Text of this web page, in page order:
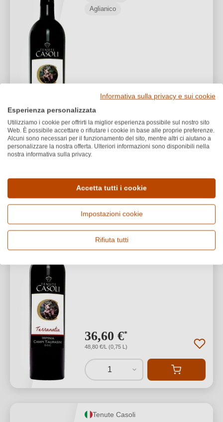
Aglianico
32,90 €*
43,87 €/L (0,75 L)
1
Tenute Casoli
2016 Terranatia Irpinia
Campi Taurasini DOC
Irpinia DOC
Aglianico
36,60 €*
48,80 €/L (0,75 L)
1
Tenute Casoli
Informativa sulla privacy e sui cookie
Esperienza personalizzata
Utilizziamo i cookie per offrirti la miglior esperienza possibile sul nostro sito
Web. È possibile accettare o rifiutare i cookie in base alle proprie preferenze.
Alcuni sono necessari per il funzionamento del sito, mentre altri ci aiutano a
personalizzare la nostra offerta. Ulteriori informazioni sono disponibili nella
nostra informativa sulla privacy.
Accetta tutti i cookie
Impostazioni cookie
Rifiuta tutti